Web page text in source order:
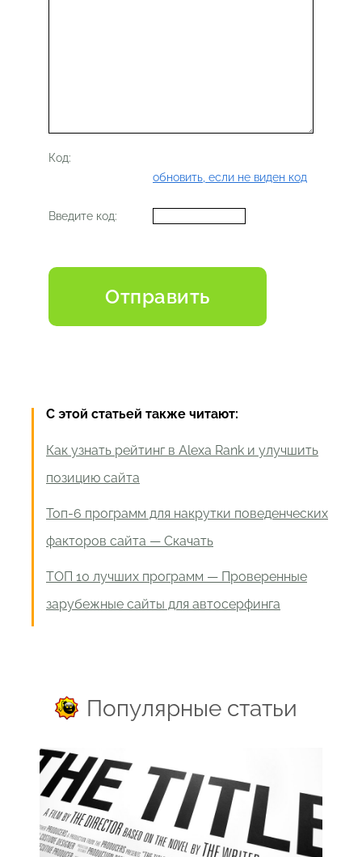
Код:
обновить, если не виден код
Введите код:
С этой статьей также читают:
Как узнать рейтинг в Alexa Rank и улучшить
позицию сайта
Топ-6 программ для накрутки поведенческих
факторов сайта — Скачать
ТОП 10 лучших программ — Проверенные
зарубежные сайты для автосерфинга
Популярные статьи